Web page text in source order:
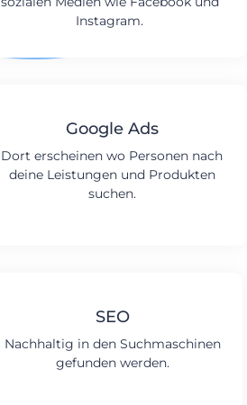
Instagram.
Google Ads
Dort erscheinen wo Personen nach
deine Leistungen und Produkten
suchen.
SEO
Nachhaltig in den Suchmaschinen
gefunden werden.